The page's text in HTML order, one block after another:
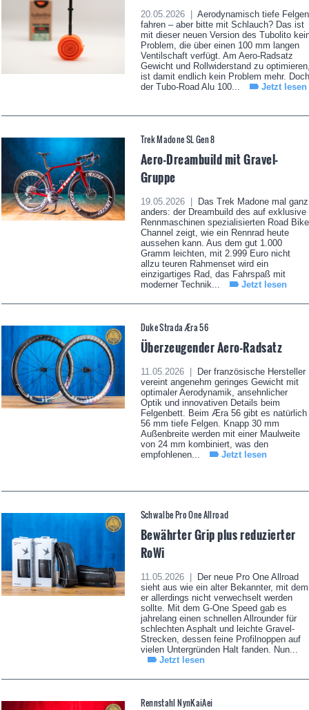
20.05.2026 |
Aerodynamisch tiefe Felgen
fahren – aber bitte mit Schlauch? Das ist
mit dieser neuen Version des Tubolito
Problem, die über einen 100 mm langen
Ventilschaft verfügt. Am Aero-Radsatz
Gewicht und Rollwiderstand zu
ist damit endlich kein Problem mehr. Doch
der Tubo-Road Alu 100...
Jetzt lesen
Trek Madone SL Gen 8
Aero-Dreambuild mit Gravel-
Gruppe
19.05.2026 |
Das Trek Madone mal ganz
anders: der Dreambuild des auf exklusive
Rennmaschinen spezialisierten Road Bike
Channel zeigt, wie ein Rennrad heute
aussehen kann. Aus dem gut 1.000
Gramm leichten, mit 2.999 Euro nicht
allzu teuren Rahmenset wird ein
einzigartiges Rad, das Fahrspaß mit
moderner Technik...
Jetzt lesen
Duke Strada Æra 56
Überzeugender Aero-Radsatz
11.05.2026 |
Der französische Hersteller
vereint angenehm geringes Gewicht mit
optimaler Aerodynamik, ansehnlicher
Optik und innovativen Details beim
Felgenbett. Beim Æra 56 gibt es natürlich
56 mm tiefe Felgen. Knapp 30 mm
Außenbreite werden mit einer Maulweite
von 24 mm kombiniert, was den
empfohlenen...
Jetzt lesen
Schwalbe Pro One Allroad
Bewährter Grip plus reduzierter
RoWi
11.05.2026 |
Der neue Pro One Allroad
sieht aus wie ein alter Bekannter, mit dem
er allerdings nicht verwechselt werden
sollte. Mit dem G-One Speed gab es
jahrelang einen schnellen Allrounder für
schlechten Asphalt und leichte Gravel-
Strecken, dessen feine Profilnoppen auf
vielen Untergründen Halt fanden. Nun...
Jetzt lesen
Rennstahl NynKaiAei